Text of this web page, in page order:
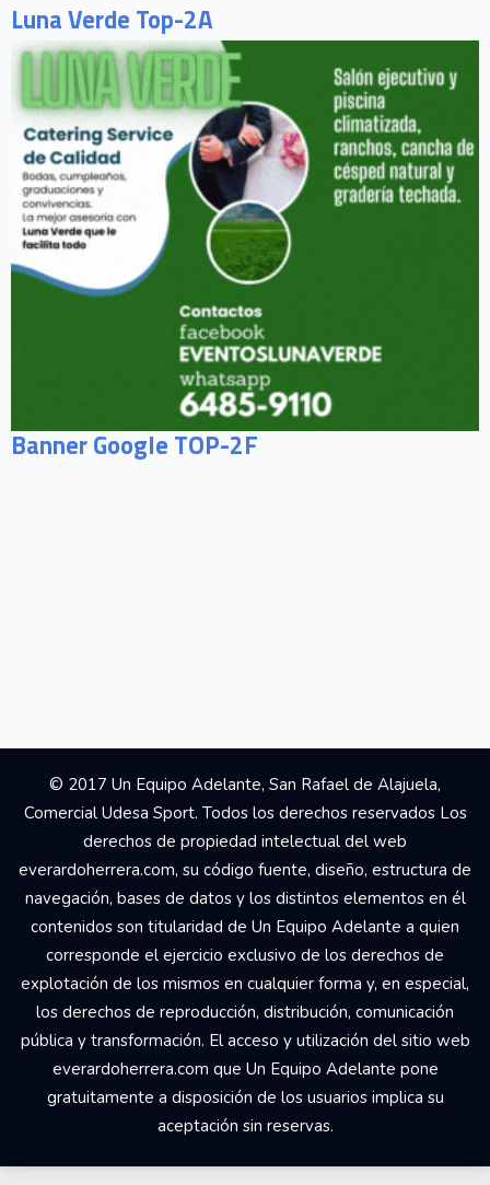
Luna Verde Top-2A
Banner Google TOP-2F
© 2017 Un Equipo Adelante, San Rafael de Alajuela,
Comercial Udesa Sport. Todos los derechos reservados Los
derechos de propiedad intelectual del web
everardoherrera.com, su código fuente, diseño, estructura de
navegación, bases de datos y los distintos elementos en él
contenidos son titularidad de Un Equipo Adelante a quien
corresponde el ejercicio exclusivo de los derechos de
explotación de los mismos en cualquier forma y, en especial,
los derechos de reproducción, distribución, comunicación
pública y transformación. El acceso y utilización del sitio web
everardoherrera.com que Un Equipo Adelante pone
gratuitamente a disposición de los usuarios implica su
aceptación sin reservas.